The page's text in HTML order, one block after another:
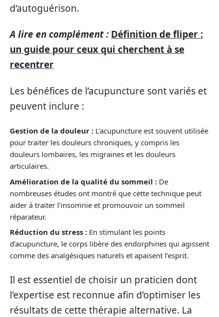
d’autoguérison.
A lire en complément : Définition de fliper :
un guide pour ceux qui cherchent à se
recentrer
Les bénéfices de l’acupuncture sont variés et
peuvent inclure :
Gestion de la douleur : L’acupuncture est souvent utilisée
pour traiter les douleurs chroniques, y compris les
douleurs lombaires, les migraines et les douleurs
articulaires.
Amélioration de la qualité du sommeil : De
nombreuses études ont montré que cette technique peut
aider à traiter l’insomnie et promouvoir un sommeil
réparateur.
Réduction du stress : En stimulant les points
d’acupuncture, le corps libère des endorphines qui agissent
comme des analgésiques naturels et apaisent l’esprit.
Il est essentiel de choisir un praticien dont
l’expertise est reconnue afin d’optimiser les
résultats de cette thérapie alternative. La